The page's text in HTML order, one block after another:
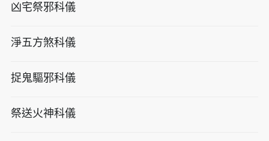
凶宅祭邪科儀
淨五方煞科儀
捉鬼驅邪科儀
祭送火神科儀